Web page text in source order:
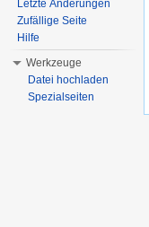
Letzte Änderungen
Zufällige Seite
Hilfe
Werkzeuge
Datei hochladen
Spezialseiten